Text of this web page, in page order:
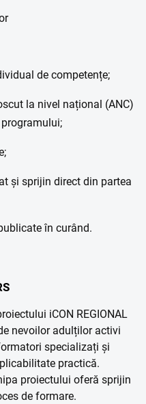
de competențe;
la nivel național (ANC)
și sprijin direct din partea
în curând.
iCON REGIONAL
nevoilor adulților activi
specializați și
practică.
proiectului oferă sprijin
de formare.